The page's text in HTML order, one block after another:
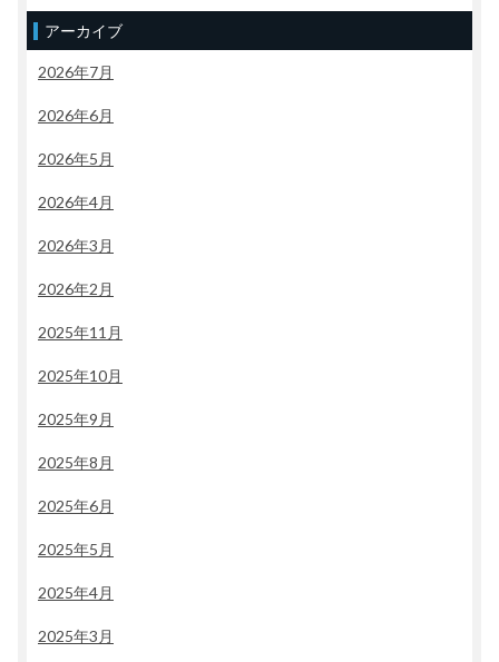
アーカイブ
2026年7月
2026年6月
2026年5月
2026年4月
2026年3月
2026年2月
2025年11月
2025年10月
2025年9月
2025年8月
2025年6月
2025年5月
2025年4月
2025年3月